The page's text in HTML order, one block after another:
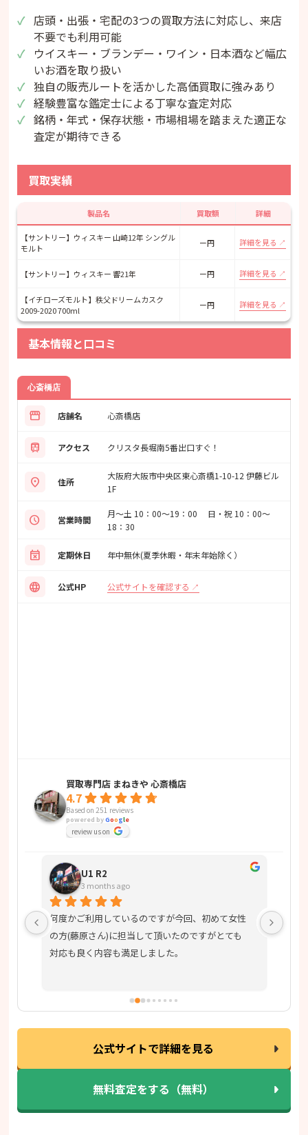
店頭・出張・宅配の3つの買取方法に対応し、来店
不要でも利用可能
ウイスキー・ブランデー・ワイン・日本酒など幅広
いお酒を取り扱い
独自の販売ルートを活かした高価買取に強みあり
経験豊富な鑑定士による丁寧な査定対応
銘柄・年式・保存状態・市場相場を踏まえた適正な
査定が期待できる
買取実績
製品名 買取額 詳細
【サントリー】ウィスキー 山崎12年 シングル
モルト
ー円 詳細を見る
【サントリー】ウィスキー 響21年 ー円 詳細を見る
【イチローズモルト】秩父ドリームカスク
2009-2020 700ml
ー円 詳細を見る
基本情報と口コミ
心斎橋店
storefront 店舗名 心斎橋店
train アクセス クリスタ⻑堀南5番出⼝すぐ！
location_on 住所
大阪府大阪市中央区東心斎橋1-10-12 伊藤ビル
1F
schedule 営業時間
月〜土 10：00〜19：00 日・祝 10：00〜
18：30
event_busy 定期休日 年中無休(夏季休暇・年末年始除く）
language 公式HP 公式サイトを確認する
買取専門店 まねきや 心斎橋店
4.7
Based on 251 reviews
powered byGoogle
review us on
U1 R2
3 months ago
何度かご利用しているのですが今回、初めて女性
の方(藤原さん)に担当して頂いたのですがとても
対応も良く内容も満足しました。
公式サイトで詳細を見る
無料査定をする（無料）